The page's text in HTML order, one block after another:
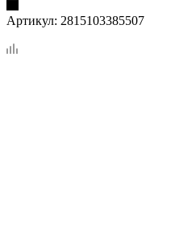
Артикул: 2815103385507